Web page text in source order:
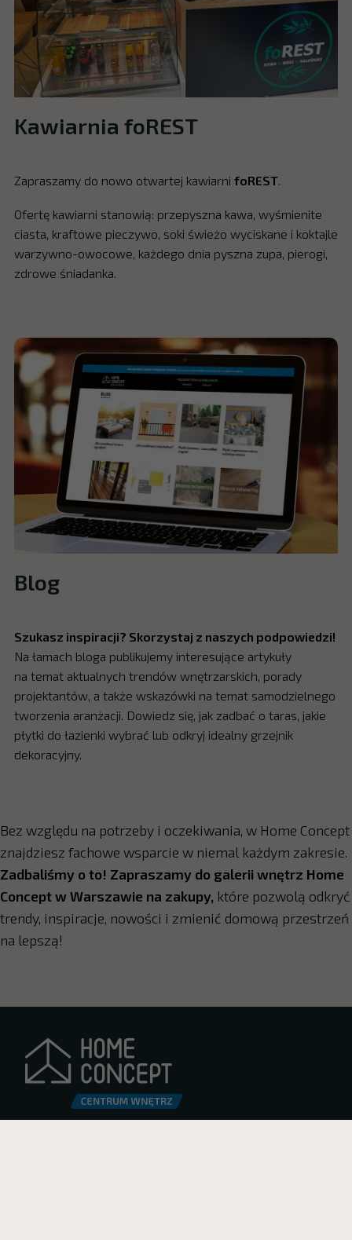
Kawiarnia foREST
Zapraszamy do nowo otwartej kawiarni foREST.
Ofertę kawiarni stanowią: przepyszna kawa, wyśmienite
ciasta, kraftowe pieczywo, soki świeżo wyciskane i koktajle
warzywno-owocowe, każdego dnia pyszna zupa, pierogi,
zdrowe śniadanka.
Blog
Szukasz inspiracji? Skorzystaj z naszych podpowiedzi!
Na łamach bloga publikujemy interesujące artykuły
na temat aktualnych trendów wnętrzarskich, porady
projektantów, a także wskazówki na temat samodzielnego
tworzenia aranżacji. Dowiedz się, jak zadbać o taras, jakie
płytki do łazienki wybrać lub odkryj idealny grzejnik
dekoracyjny.
Bez względu na potrzeby i oczekiwania, w Home Concept
znajdziesz fachowe wsparcie w niemal każdym zakresie.
Zadbaliśmy o to! Zapraszamy do galerii wnętrz Home
Concept w Warszawie na zakupy, które pozwolą odkryć
trendy, inspiracje, nowości i zmienić domową przestrzeń
na lepszą!